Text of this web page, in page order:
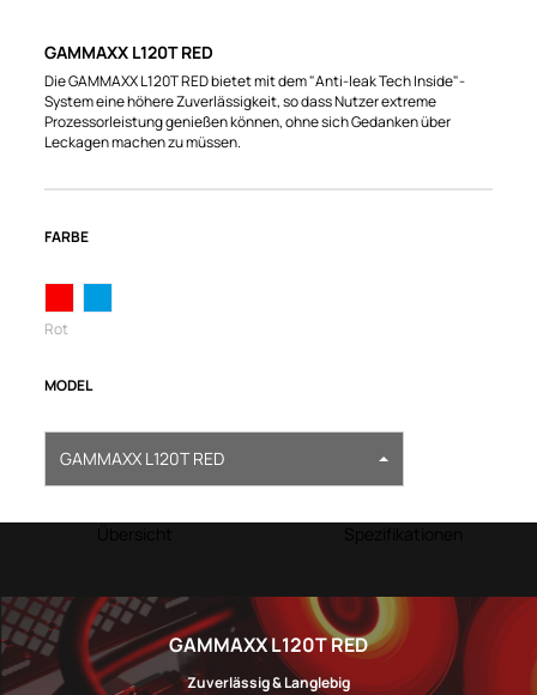
GAMMAXX L120T RED
Die GAMMAXX L120T RED bietet mit dem "Anti-leak Tech Inside"-
System eine höhere Zuverlässigkeit, so dass Nutzer extreme
Prozessorleistung genießen können, ohne sich Gedanken über
Leckagen machen zu müssen.
FARBE
Rot
MODEL
GAMMAXX L120T RED
GAMMAXX L120T RED
Zuverlässig & Langlebig